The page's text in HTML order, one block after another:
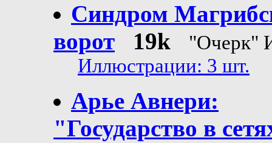
Синдром
ворот
19k
"Очерк"
Иллюстрации: 3 шт.
Арье Авнери:
"Государство в